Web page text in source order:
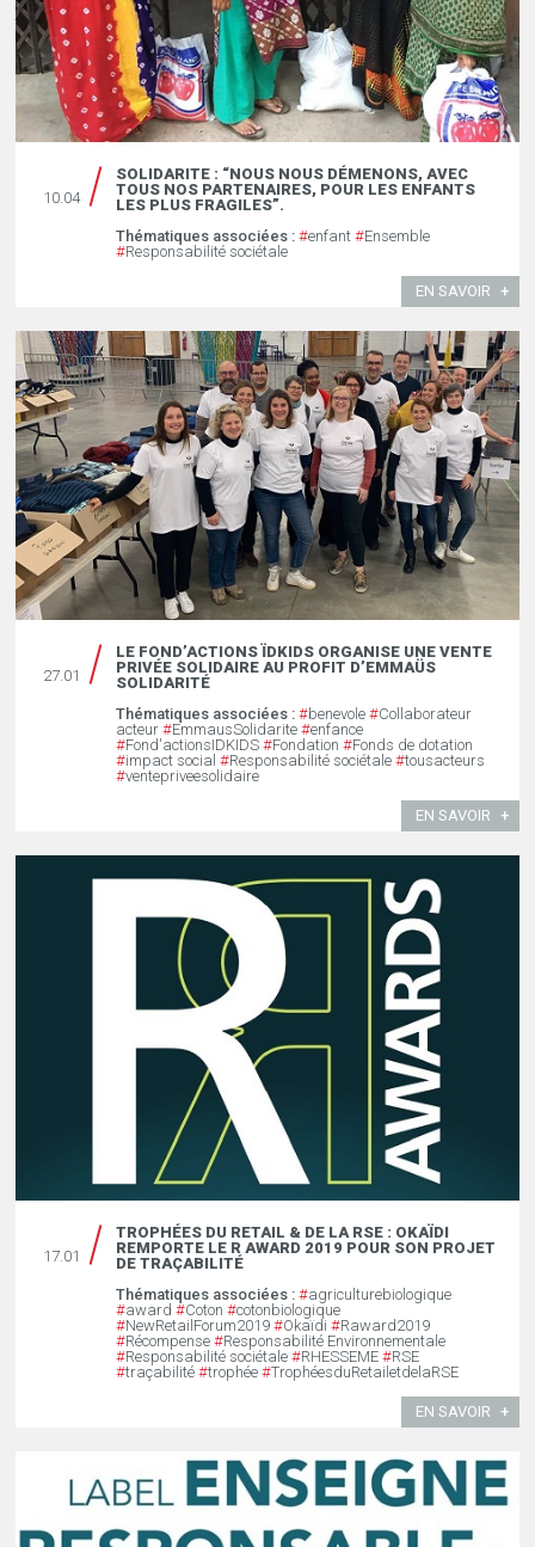
10.04
SOLIDARITE : “NOUS NOUS DÉMENONS, AVEC
TOUS NOS PARTENAIRES, POUR LES ENFANTS
LES PLUS FRAGILES”.
Thématiques associées : #enfant #Ensemble
#Responsabilité sociétale
EN SAVOIR
27.01
LE FOND’ACTIONS ÏDKIDS ORGANISE UNE VENTE
PRIVÉE SOLIDAIRE AU PROFIT D’EMMAÜS
SOLIDARITÉ
Thématiques associées : #benevole #Collaborateur
acteur #EmmausSolidarite #enfance
#Fond'actionsIDKIDS #Fondation #Fonds de dotation
#impact social #Responsabilité sociétale #tousacteurs
#ventepriveesolidaire
EN SAVOIR
17.01
TROPHÉES DU RETAIL & DE LA RSE : OKAÏDI
REMPORTE LE R AWARD 2019 POUR SON PROJET
DE TRAÇABILITÉ
Thématiques associées : #agriculturebiologique
#award #Coton #cotonbiologique
#NewRetailForum2019 #Okaïdi #Raward2019
#Récompense #Responsabilité Environnementale
#Responsabilité sociétale #RHESSEME #RSE
#traçabilité #trophée #TrophéesduRetailetdelaRSE
EN SAVOIR